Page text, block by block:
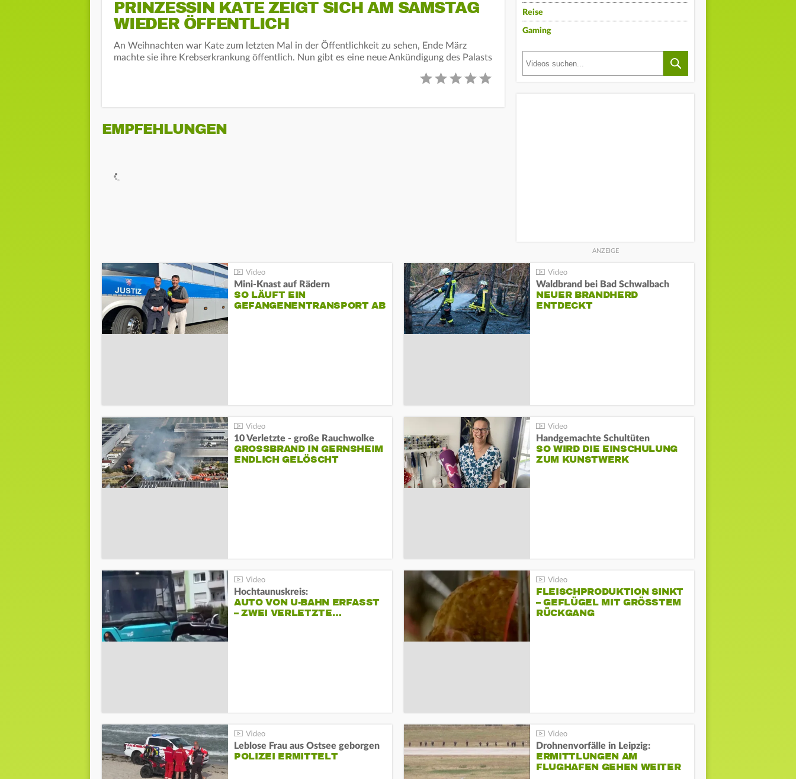
PRINZESSIN KATE ZEIGT SICH AM SAMSTAG
WIEDER ÖFFENTLICH
An Weihnachten war Kate zum letzten Mal in der Öffentlichkeit zu sehen, Ende März
machte sie ihre Krebserkrankung öffentlich. Nun gibt es eine neue Ankündigung des Palasts
EMPFEHLUNGEN
Reise
Gaming
Mini-Knast auf Rädern
SO LÄUFT EIN
GEFANGENENTRANSPORT AB
Waldbrand bei Bad Schwalbach
NEUER BRANDHERD
ENTDECKT
10 Verletzte - große Rauchwolke
GROSSBRAND IN GERNSHEIM E
NDLICH GELÖSCHT
Handgemachte Schultüten
SO WIRD DIE EINSCHULUNG
ZUM KUNSTWERK
Hochtaunuskreis:
AUTO VON U-BAHN ERFASST
– ZWEI VERLETZTE…
FLEISCHPRODUKTION SINKT
– GEFLÜGEL MIT GRÖSSTEM R
ÜCKGANG
Leblose Frau aus Ostsee geborgen
POLIZEI ERMITTELT
Drohnenvorfälle in Leipzig:
ERMITTLUNGEN AM
FLUGHAFEN GEHEN WEITER